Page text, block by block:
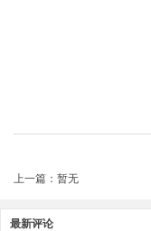
上一篇：暂无
最新评论